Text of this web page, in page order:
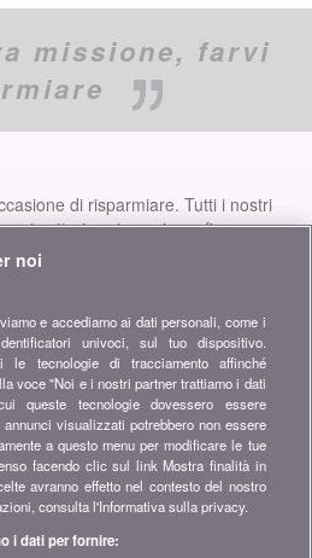
missione, farvi
di risparmiare. Tutti i nostri
nei settori assicurazione, finanze,
ancora per voi...
tutti i consigli e i suggerimenti per
noi
e accediamo ai dati personali, come i
univoci, sul tuo dispositivo.
le tecnologie di tracciamento affinché
voce "Noi e i nostri partner trattiamo i dati
queste tecnologie dovessero essere
visualizzati potrebbero non essere
a questo menu per modificare le tue
facendo clic sul link Mostra finalità in
avranno effetto nel contesto del nostro
consulta l'Informativa sulla privacy.
i dati per fornire: